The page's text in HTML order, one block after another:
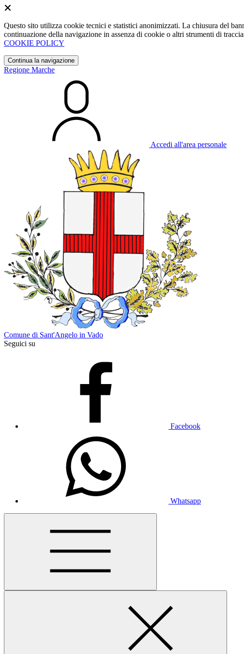
Questo sito utilizza cookie tecnici e statistici anonimizzati. La chiusura del
continuazione della navigazione in assenza di cookie o altri strumenti di
COOKIE POLICY
Continua la navigazione
Regione Marche
Accedi all'area personale
Comune di Sant'Angelo in Vado
Seguici su
Facebook
Whatsapp